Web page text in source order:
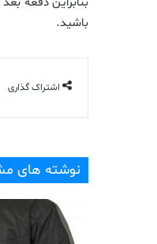
باشید.
اشتراک گذاری
نوشته های